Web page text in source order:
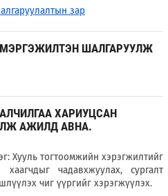
зар
ШАЛГАРУУЛЖ
ХАРИУЦСАН
АЖИЛД АВНА.
Хууль тогтоомжийн хэрэгжилтийг
чадавхжуулах, сургалт
чиг үүргийг хэрэгжүүлэх.